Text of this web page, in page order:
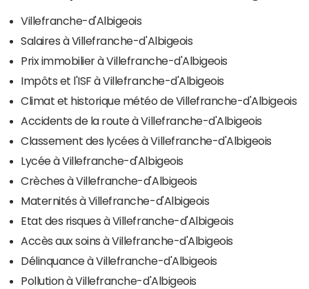
Villefranche-d'Albigeois
Salaires à Villefranche-d'Albigeois
Prix immobilier à Villefranche-d'Albigeois
Impôts et l'ISF à Villefranche-d'Albigeois
Climat et historique météo de Villefranche-d'Albigeois
Accidents de la route à Villefranche-d'Albigeois
Classement des lycées à Villefranche-d'Albigeois
Lycée à Villefranche-d'Albigeois
Crèches à Villefranche-d'Albigeois
Maternités à Villefranche-d'Albigeois
Etat des risques à Villefranche-d'Albigeois
Accès aux soins à Villefranche-d'Albigeois
Délinquance à Villefranche-d'Albigeois
Pollution à Villefranche-d'Albigeois